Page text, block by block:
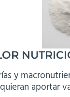
y
aportar